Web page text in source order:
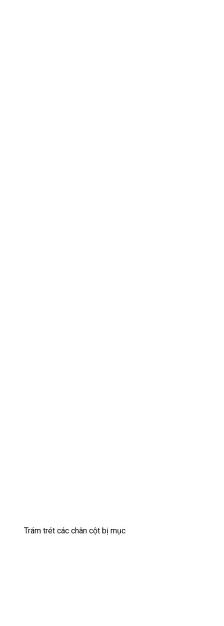
Trám trét các chân cột bị mục